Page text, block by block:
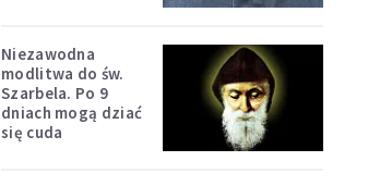
Niezawodna
modlitwa do św.
Szarbela. Po 9
dniach mogą dziać
się cuda